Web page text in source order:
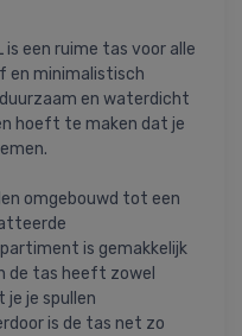
is een ruime tas voor alle
en minimalistisch
en waterdicht
hoeft te maken dat je
omgebouwd tot een
is gemakkelijk
de tas heeft zowel
je spullen
is de tas net zo